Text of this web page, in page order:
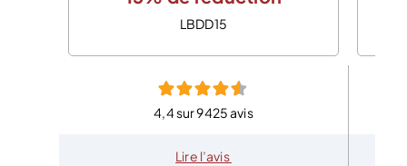
LBDD15
4,4 sur 9425 avis
Lire l’avis